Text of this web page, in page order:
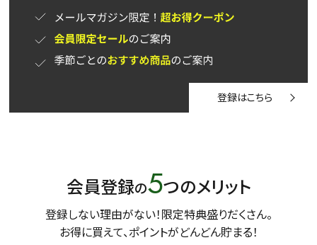
登録はこちら
会員登録の5つのメリット
登録しない理由がない！限定特典盛りだくさん。
お得に買えて、ポイントがどんどん貯まる！